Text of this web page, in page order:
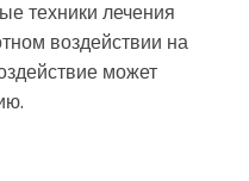
техники лечения
воздействии на
может